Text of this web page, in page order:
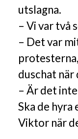
utslagna.
– Vi var två
– Det var
duschat när
– Är det
Ska de
Viktor när